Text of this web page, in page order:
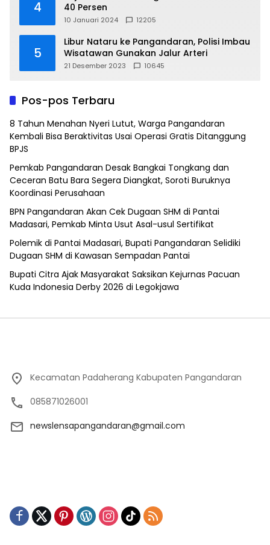
4
40 Persen
10 Januari 2024 12205
5
Libur Nataru ke Pangandaran, Polisi Imbau
Wisatawan Gunakan Jalur Arteri
21 Desember 2023 10645
Pos-pos Terbaru
8 Tahun Menahan Nyeri Lutut, Warga Pangandaran
Kembali Bisa Beraktivitas Usai Operasi Gratis Ditanggung
BPJS
Pemkab Pangandaran Desak Bangkai Tongkang dan
Ceceran Batu Bara Segera Diangkat, Soroti Buruknya
Koordinasi Perusahaan
BPN Pangandaran Akan Cek Dugaan SHM di Pantai
Madasari, Pemkab Minta Usut Asal-usul Sertifikat
Polemik di Pantai Madasari, Bupati Pangandaran Selidiki
Dugaan SHM di Kawasan Sempadan Pantai
Bupati Citra Ajak Masyarakat Saksikan Kejurnas Pacuan
Kuda Indonesia Derby 2026 di Legokjawa
Kecamatan Padaherang Kabupaten Pangandaran
085871026001
newslensapangandaran@gmail.com